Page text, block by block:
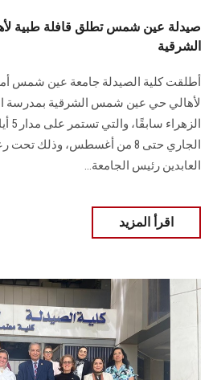
صيدلة عين شمس تطلق قافلة طبية
الشرقية
أطلقت كلية الصيدلة جامعة عين شمس
لأهالي حي عين شمس ‏الشرقية بمدرسة
الجاري حتى 8 من أغسطس، وذلك
العابدين ‏رئيس الجامعة...
اقرأ المزيد